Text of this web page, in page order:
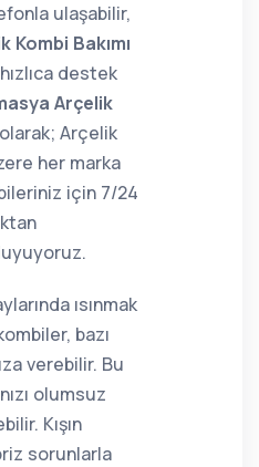
ulaşabilir,
Kombi Bakımı
destek
Arçelik
olarak; Arçelik
her marka
için 7/24
ısınmak
bazı
verebilir. Bu
olumsuz
Kışın
sorunlarla